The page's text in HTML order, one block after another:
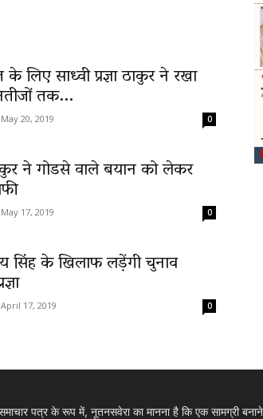
के लिए साध्वी प्रज्ञा ठाकुर ने रखा
तक...
May 20, 2019 0
ने गोडसे वाले बयान को लेकर
May 17, 2019 0
सिंह के खिलाफ लड़ेंगी चुनाव
April 17, 2019 0
पत्र के रूप में, नूतनसवेरा का मानना है कि एक सामग्री